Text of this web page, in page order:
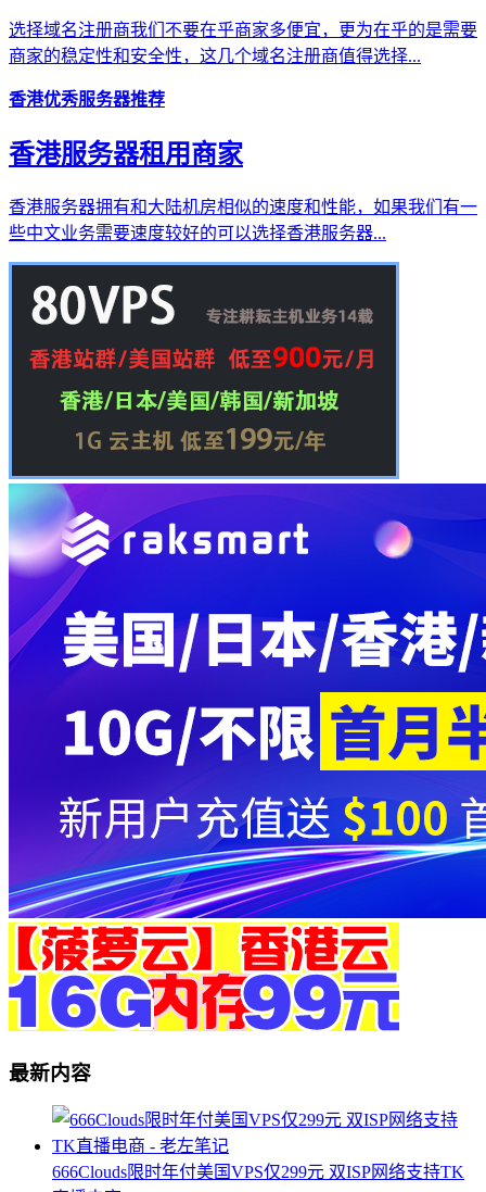
选择域名注册商我们不要在乎商家多便宜，更为在乎的是需要
商家的稳定性和安全性，这几个域名注册商值得选择...
香港优秀服务器推荐
香港服务器租用商家
香港服务器拥有和大陆机房相似的速度和性能，如果我们有一
些中文业务需要速度较好的可以选择香港服务器...
最新内容
666Clouds限时年付美国VPS仅299元 双ISP网络支持TK